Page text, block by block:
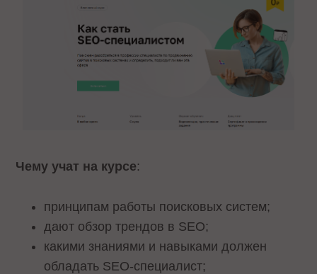
Чему учат на курсе:
принципам работы поисковых систем;
дают обзор трендов в SEO;
какими знаниями и навыками должен
обладать SEO-специалист;